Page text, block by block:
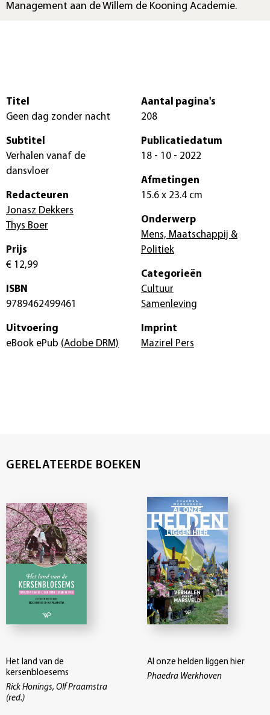
Management aan de Willem de Kooning Academie.
Titel
Geen dag zonder nacht
Subtitel
Verhalen vanaf de
dansvloer
Redacteuren
Jonasz Dekkers
Thys Boer
Prijs
€ 12,99
ISBN
9789462499461
Uitvoering
eBook ePub (Adobe DRM)
Aantal pagina's
208
Publicatiedatum
18 - 10 - 2022
Afmetingen
15.6 x 23.4 cm
Onderwerp
Mens, Maatschappij &
Politiek
Categorieën
Cultuur
Samenleving
Imprint
Mazirel Pers
GERELATEERDE BOEKEN
Het land van de
kersenbloesems
Rick Honings, Olf Praamstra
(red.)
Al onze helden liggen hier
Phaedra Werkhoven